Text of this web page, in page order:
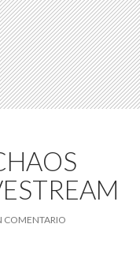
COMENTARIO